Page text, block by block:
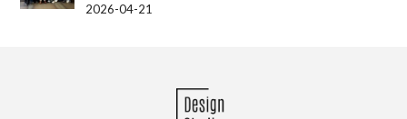
2026-04-21